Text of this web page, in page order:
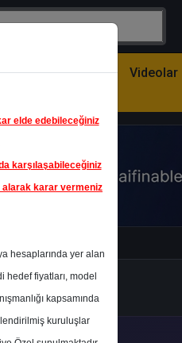
Partnerlerimiz Videolar
elde edebileceğiniz
karşılaşabileceğiniz
alarak karar vermeniz
hesaplarında yer alan
fiyatları, model
kapsamında
kuruluşlar